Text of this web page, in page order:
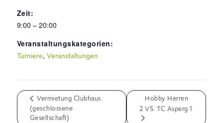
Zeit:
9:00 – 20:00
Veranstaltungskategorien:
Turniere, Veranstaltungen
Vermietung Clubhaus
(geschlossene
Gesellschaft)
Hobby Herren
2 VS. TC Asperg 1